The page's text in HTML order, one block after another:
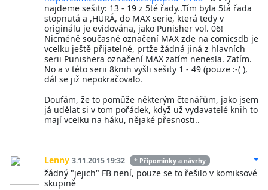
najdeme sešity: 13 - 19 z 5té řady..Tím byla 5tá řada
stopnutá a ,HURÁ, do MAX serie, která tedy v
originálu je evidována, jako Punisher vol. 06!
Nicméně současné označení MAX zde na comicsdb je
vcelku ještě přijatelné, prtže žádná jiná z hlavních
serii Punishera označení MAX zatím nenesla. Zatím.
No a v této serii 8knih vyšli sešity 1 - 49 (pouze :-( ),
dál se již nepokračovalo.
Doufám, že to pomůže některým čtenářům, jako jsem
já udělat si v tom pořádek, když už vydavatelé knih to
mají vcelku na háku, nějaké přesnosti..
Lenny 3.11.2015 19:32 * Připomínky a návrhy
žádný "jejich" FB není, pouze se to řešilo v komiksové
skupině